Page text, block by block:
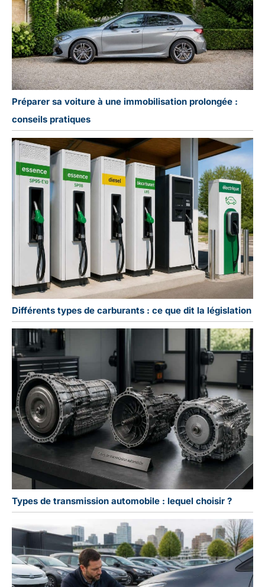
Préparer sa voiture à une immobilisation prolongée :
conseils pratiques
Différents types de carburants : ce que dit la législation
Types de transmission automobile : lequel choisir ?